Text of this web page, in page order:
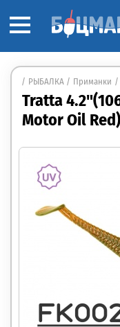
РЫБАЛКА Приманки
Tratta
Motor Oil